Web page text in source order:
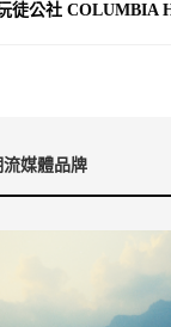
徒公社 COLUMBIA
媒體品牌